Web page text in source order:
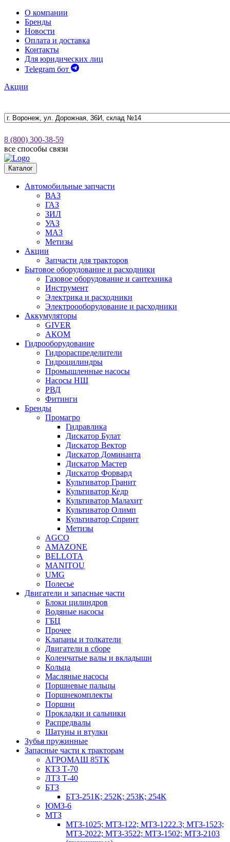
О компании
Бренды
Новости
Оплата и доставка
Контакты
Для юридических лиц
Telegram бот
Акции
8 (800) 300-38-59
все способы связи
Каталог
Автомобильные запчасти
ВАЗ
ГАЗ
ЗИЛ
УАЗ
МАЗ
Метизы
Акции
Запчасти для тракторов
Бытовое оборудование и расходники
Газовое оборудование и сантехника
Инструмент
Электрика и расходники
Электроооборудование и расходники
Аккумуляторы
GIVER
АКОМ
Гидрооборудование
Гидрораспределители
Гидроцилиндры
Промышленные насосы
Насосы НШ
РВД
Фитинги
Бренды
Промагро
Гидравлика
Дискатор Булат
Дискатор Вектор
Дискатор Доминанта
Дискатор Мастер
Дискатор Форвард
Культиватор Гранит
Культиватор Кедр
Культиватор Малахит
Культиватор Олимп
Культиватор Спринт
Метизы
AGCO
AMAZONE
BELLOTA
MANITOU
UMG
Полесье
Двигатели и запасные части
Блоки цилиндров
Водяные насосы
ГБЦ
Прочее
Клапаны и толкатели
Двигатели в сборе
Коленчатые валы и вкладыши
Кольца
Масляные насосы
Поршневые пальцы
Поршнекомплекты
Поршни
Прокладки и сальники
Распредвалы
Шатуны и втулки
Зубья пружинные
Запасные части к тракторам
АГРОМАШ 85ТК
КТЗ Т-70
ЛТЗ Т-40
БТЗ
БТЗ-251К; 252К; 253К; 254К
ЮМЗ-6
МТЗ
МТЗ-1025; МТЗ-122; МТЗ-1222.3; МТЗ-1523;
МТЗ-2022; МТЗ-3522; МТЗ-1502; МТЗ-2103